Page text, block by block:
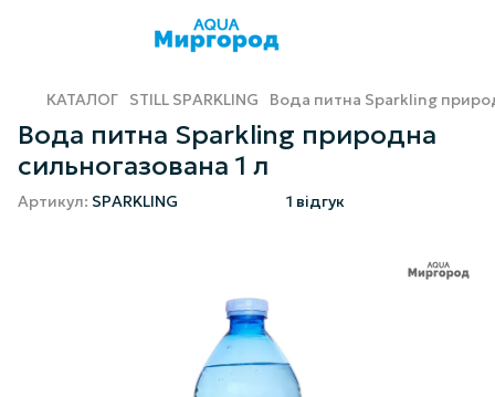
КАТАЛОГ STILL SPARKLING Вода питна Sparkling
Вода питна Sparkling природна
сильногазована 1 л
Артикул: SPARKLING 1 відгук